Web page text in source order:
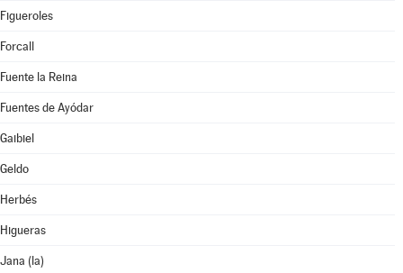
Figueroles
Forcall
Fuente la Reina
Fuentes de Ayódar
Gaibiel
Geldo
Herbés
Higueras
Jana (la)